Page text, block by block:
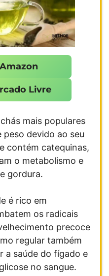
Livre
mais populares
devido ao seu
contém catequinas,
o metabolismo e
gordura.
é rico em
os radicais
precoce
regular também
a saúde do fígado e
no sangue.